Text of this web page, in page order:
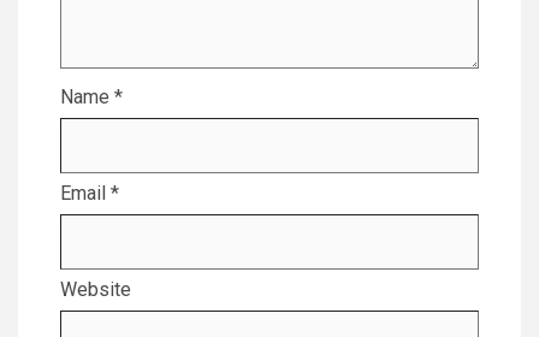
Name *
Email *
Website